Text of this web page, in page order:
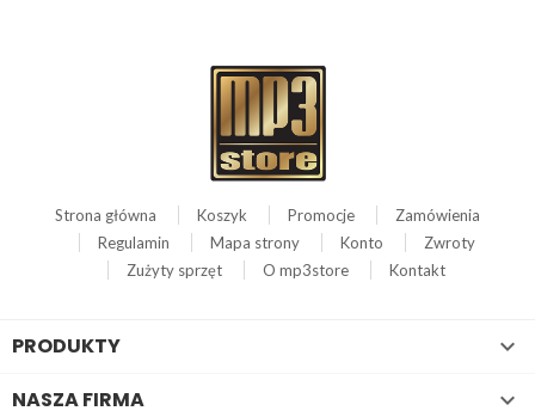
Strona główna Koszyk Promocje
Zamówienia
Regulamin
Mapa strony Konto
Zwroty
Zużyty sprzęt
O mp3store Kontakt
PRODUKTY 
NASZA FIRMA 